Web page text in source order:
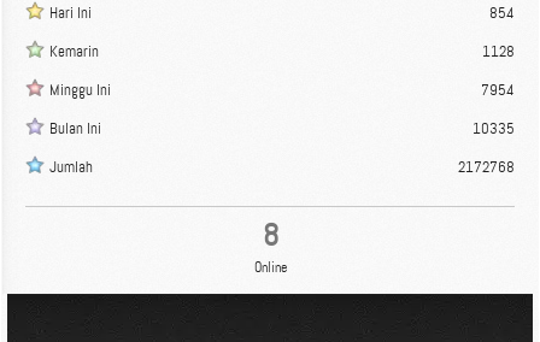
Hari Ini
854
Kemarin
1128
Minggu Ini
7954
Bulan Ini
10335
Jumlah
2172768
8
Online